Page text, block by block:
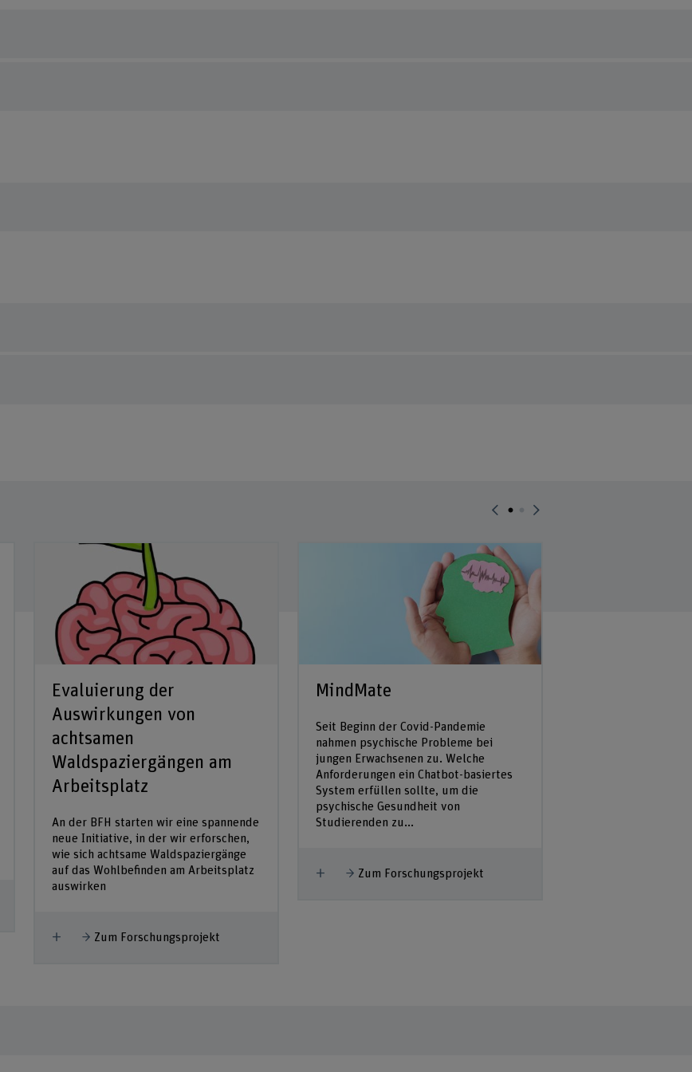
Evaluierung der
Auswirkungen von
achtsamen
Waldspaziergängen am
Arbeitsplatz
An der BFH starten wir eine spannende
neue Initiative, in der wir erforschen,
wie sich achtsame Waldspaziergänge
auf das Wohlbefinden am Arbeitsplatz
auswirken
Mehr anzeigen
Zum Forschungsprojekt
MindMate
Seit Beginn der Covid-Pandemie
nahmen psychische Probleme bei
jungen Erwachsenen zu. Welche
Anforderungen ein Chatbot-basiertes
System erfüllen sollte, um die
psychische Gesundheit von
Studierenden zu...
Mehr anzeigen
Zum Forschungsprojekt